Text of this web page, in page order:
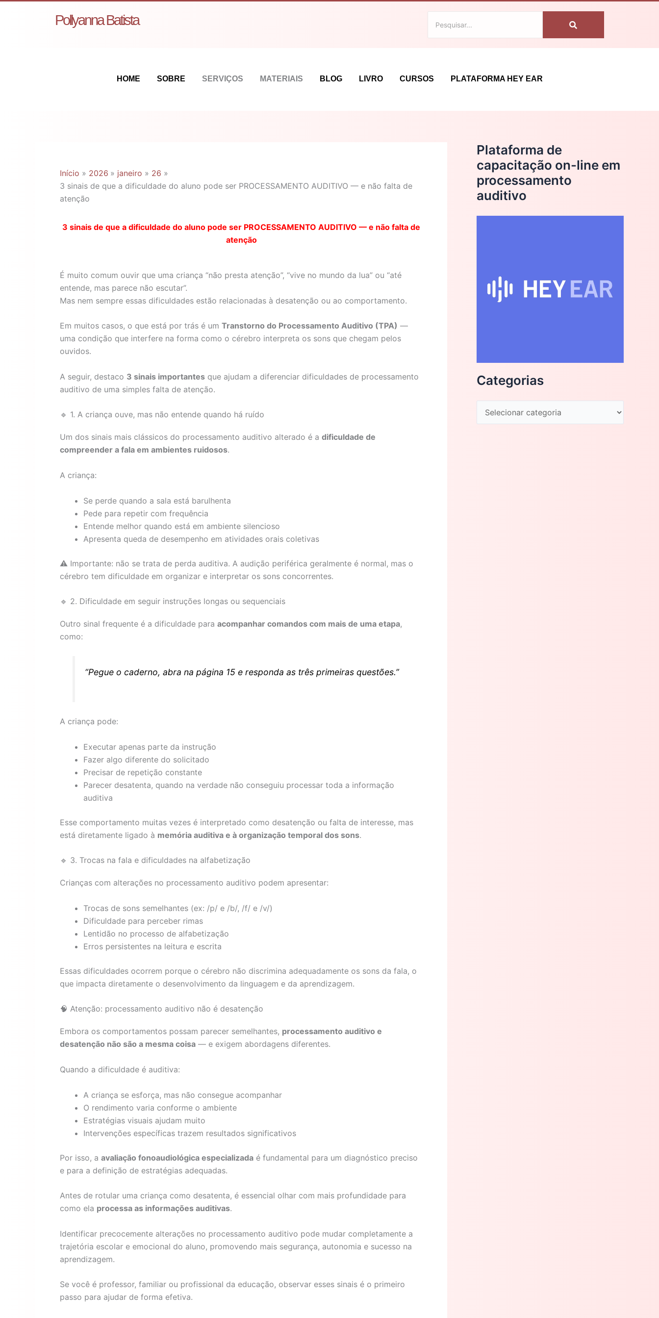
Pollyanna Batista
HOME SOBRE SERVIÇOS MATERIAIS BLOG LIVRO CURSOS PLATAFORMA HEY EAR
Início 2026 janeiro
26
3 sinais de que a dificuldade do aluno pode ser PROCESSAMENTO AUDITIVO — e não falta de
atenção
3 sinais de que a dificuldade do aluno pode ser PROCESSAMENTO AUDITIVO — e não falta de
atenção
É muito comum ouvir que uma criança “não presta atenção”, “vive no mundo da lua” ou “até
entende, mas parece não escutar”.
Mas nem sempre essas dificuldades estão relacionadas à desatenção ou ao comportamento.
Em muitos casos, o que está por trás é um Transtorno do Processamento Auditivo (TPA) —
uma condição que interfere na forma como o cérebro interpreta os sons que chegam pelos
ouvidos.
A seguir, destaco 3 sinais importantes que ajudam a diferenciar dificuldades de processamento
auditivo de uma simples falta de atenção.
🔹 1. A criança ouve, mas não entende quando há ruído
Um dos sinais mais clássicos do processamento auditivo alterado é a dificuldade de
compreender a fala em ambientes ruidosos.
A criança:
Se perde quando a sala está barulhenta
Pede para repetir com frequência
Entende melhor quando está em ambiente silencioso
Apresenta queda de desempenho em atividades orais coletivas
⚠️ Importante: não se trata de perda auditiva. A audição periférica geralmente é normal, mas o
cérebro tem dificuldade em organizar e interpretar os sons concorrentes.
🔹 2. Dificuldade em seguir instruções longas ou sequenciais
Outro sinal frequente é a dificuldade para acompanhar comandos com mais de uma etapa,
como:
“Pegue o caderno, abra na página 15 e responda as três primeiras questões.”
A criança pode:
Executar apenas parte da instrução
Fazer algo diferente do solicitado
Precisar de repetição constante
Parecer desatenta, quando na verdade não conseguiu processar toda a informação
auditiva
Esse comportamento muitas vezes é interpretado como desatenção ou falta de interesse, mas
está diretamente ligado à memória auditiva e à organização temporal dos sons.
🔹 3. Trocas na fala e dificuldades na alfabetização
Crianças com alterações no processamento auditivo podem apresentar:
Trocas de sons semelhantes (ex: /p/ e /b/, /f/ e /v/)
Dificuldade para perceber rimas
Lentidão no processo de alfabetização
Erros persistentes na leitura e escrita
Essas dificuldades ocorrem porque o cérebro não discrimina adequadamente os sons da fala, o
que impacta diretamente o desenvolvimento da linguagem e da aprendizagem.
🧠 Atenção: processamento auditivo não é desatenção
Embora os comportamentos possam parecer semelhantes, processamento auditivo e
desatenção não são a mesma coisa — e exigem abordagens diferentes.
Quando a dificuldade é auditiva:
A criança se esforça, mas não consegue acompanhar
O rendimento varia conforme o ambiente
Estratégias visuais ajudam muito
Intervenções específicas trazem resultados significativos
Por isso, a avaliação fonoaudiológica especializada é fundamental para um diagnóstico preciso
e para a definição de estratégias adequadas.
Antes de rotular uma criança como desatenta, é essencial olhar com mais profundidade para
como ela processa as informações auditivas.
Identificar precocemente alterações no processamento auditivo pode mudar completamente a
trajetória escolar e emocional do aluno, promovendo mais segurança, autonomia e sucesso na
aprendizagem.
Se você é professor, familiar ou profissional da educação, observar esses sinais é o primeiro
passo para ajudar de forma efetiva.
Plataforma de
capacitação on-line em
processamento
auditivo
Categorias
s